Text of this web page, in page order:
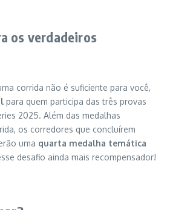
os verdadeiros
corrida não é suficiente para você,
para quem participa das três provas
2025. Além das medalhas
os corredores que concluírem
uma quarta medalha temática
desafio ainda mais recompensador!